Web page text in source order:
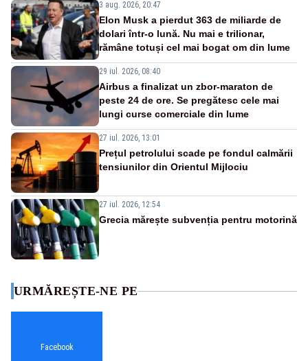
3 aug. 2026, 20:47
Elon Musk a pierdut 363 de miliarde de
dolari într-o lună. Nu mai e trilionar,
rămâne totuși cel mai bogat om din lume
29 iul. 2026, 08:40
Airbus a finalizat un zbor-maraton de
peste 24 de ore. Se pregătesc cele mai
lungi curse comerciale din lume
27 iul. 2026, 13:01
Prețul petrolului scade pe fondul calmării
tensiunilor din Orientul Mijlociu
27 iul. 2026, 12:54
Grecia mărește subvenția pentru motorină
URMĂREȘTE-NE PE
Facebook